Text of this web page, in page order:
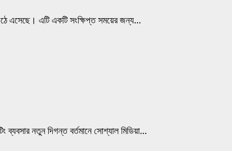
এসেছে। এটি একটি সংক্ষিপ্ত সময়ের জন্য...
নতুন দিগন্ত বর্তমানে সোশ্যাল মিডিয়া...